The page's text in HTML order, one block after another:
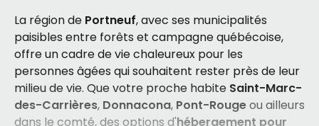
La région de Portneuf, avec ses municipalités
paisibles entre forêts et campagne québécoise,
offre un cadre de vie chaleureux pour les
personnes âgées qui souhaitent rester près de leur
milieu de vie. Que votre proche habite Saint-Marc-
des-Carrières, Donnacona, Pont-Rougeou ailleurs
dans le comté, des options d'hébergement pour